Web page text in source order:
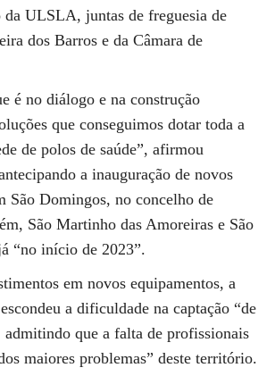
da ULSLA, juntas de freguesia de
dos Barros e da Câmara de
é no diálogo e na construção
que conseguimos dotar toda a
de polos de saúde”, afirmou
a inauguração de novos
São Domingos, no concelho de
São Martinho das Amoreiras e São
“no início de 2023”.
em novos equipamentos, a
a dificuldade na captação “de
admitindo que a falta de profissionais
maiores problemas” deste território.